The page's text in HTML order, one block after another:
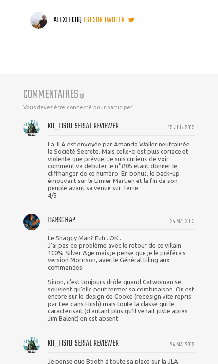
ALEXLECOQEST SUR TWITTER
COMMENTAIRES (3)
Vous devez être connecté pour participer
19 JUIN 2013
KIT_FISTO, SERIAL REVIEWER
La JLA est envoyée par Amanda Waller neutralisée
la Société Secrète. Mais celle-ci est plus coriace et
violente que prévue. Je suis curieux de voir
comment va débuter le n°#05 étant donner le
cliffhanger de ce numéro. En bonus, le back-up
émouvant sur le Limier Martien et la fin de son
peuple avant sa venue sur Terre.
4/5
24 MAI 2013
DARKCHAP
Le Shaggy Man? Euh...OK...
J'ai pas de problème avec le retour de ce villain
100% Silver Age mais je pense que je le préférais
version Morrison, avec le Général Eiling aux
commandes.
Sinon, c'est toujours drôle quand Catwoman se
souvient qu'elle peut fermer sa combinaison. On est
encore sur le design de Cooke (redesign vite repris
par Lee dans Hush) mais toute la classe qui le
caractérisait (d'autant plus qu'il venait juste après
Jim Balent) en est absent.
24 MAI 2013
KIT_FISTO, SERIAL REVIEWER
Je pense que Booth à toute sa place sur la JLA.